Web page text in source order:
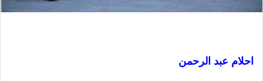
احلام عبد الرحمن